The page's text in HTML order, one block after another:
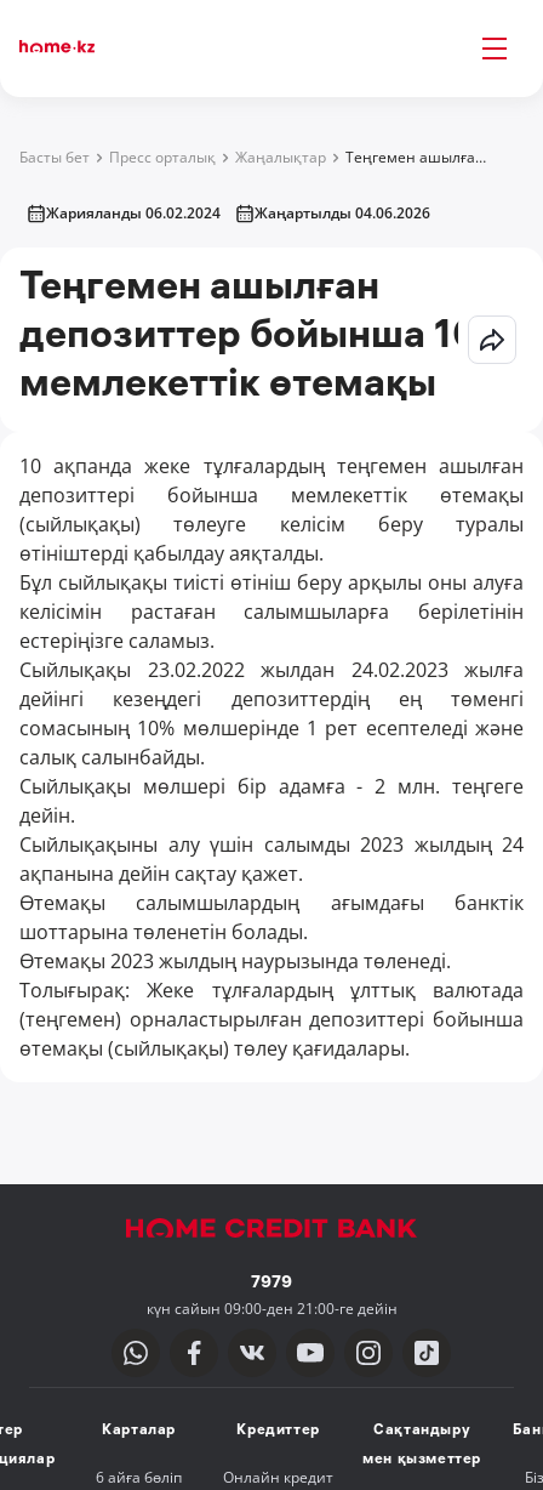
Басты бет Пресс орталық Жаңалықтар Теңгемен ашылған депозиттер бойынша 10% мемлекеттік өтемақы
Жарияланды 06.02.2024 Жаңартылды 04.06.2026
Теңгемен ашылған
депозиттер бойынша 10%
мемлекеттік өтемақы
10 ақпанда жеке тұлғалардың теңгемен ашылған
депозиттері бойынша мемлекеттік өтемақы
(сыйлықақы) төлеуге келісім беру туралы
өтініштерді қабылдау аяқталды.
Бұл сыйлықақы тиісті өтініш беру арқылы оны алуға
келісімін растаған салымшыларға берілетінін
естеріңізге саламыз.
Сыйлықақы 23.02.2022 жылдан 24.02.2023 жылға
дейінгі кезеңдегі депозиттердің ең төменгі
сомасының 10% мөлшерінде 1 рет есептеледі және
салық салынбайды.
Сыйлықақы мөлшері бір адамға - 2 млн. теңгеге
дейін.
Сыйлықақыны алу үшін салымды 2023 жылдың 24
ақпанына дейін сақтау қажет.
Өтемақы салымшылардың ағымдағы банктік
шоттарына төленетін болады.
Өтемақы 2023 жылдың наурызында төленеді.
Толығырақ:Жеке тұлғалардың ұлттық валютада
(теңгемен) орналастырылған депозиттері бойынша
өтемақы (сыйлықақы) төлеу қағидалары.
7979
күн сайын 09:00-ден 21:00-ге дейін
Карталар
6 айға бөліп
Кредиттер
Онлайн кредит
Сақтандыру
мен қызметтер